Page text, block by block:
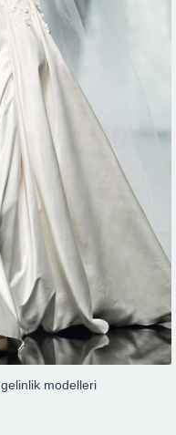
gelinlik modelleri